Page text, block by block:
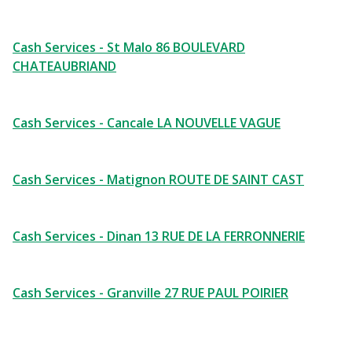
Cash Services - St Malo 86 BOULEVARD
CHATEAUBRIAND
Cash Services - Cancale LA NOUVELLE VAGUE
Cash Services - Matignon ROUTE DE SAINT CAST
Cash Services - Dinan 13 RUE DE LA FERRONNERIE
Cash Services - Granville 27 RUE PAUL POIRIER